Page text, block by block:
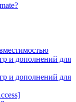
и дополнений для
и дополнений для